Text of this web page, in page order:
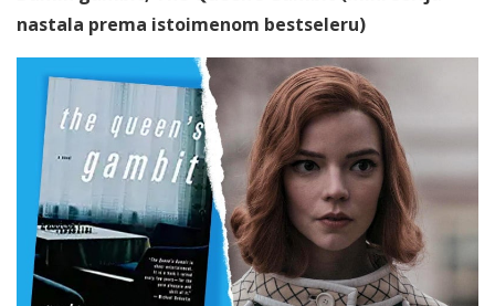
nastala prema istoimenom bestseleru)